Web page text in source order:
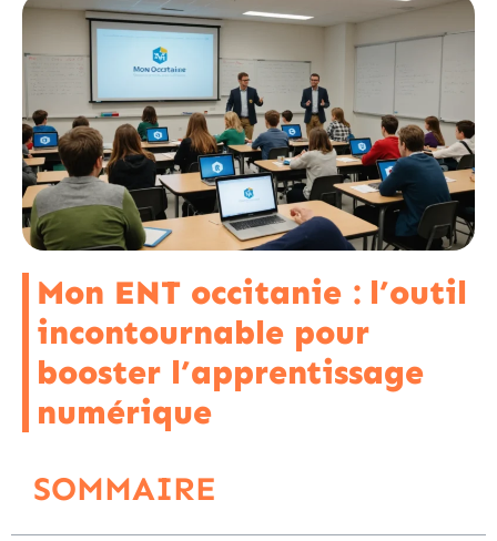
Mon ENT occitanie : l’outil
incontournable pour
booster l’apprentissage
numérique
SOMMAIRE